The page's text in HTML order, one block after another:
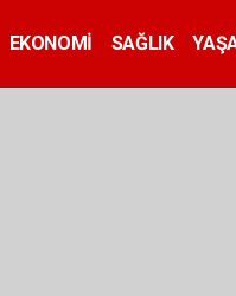
EKONOMİ SAĞLIK